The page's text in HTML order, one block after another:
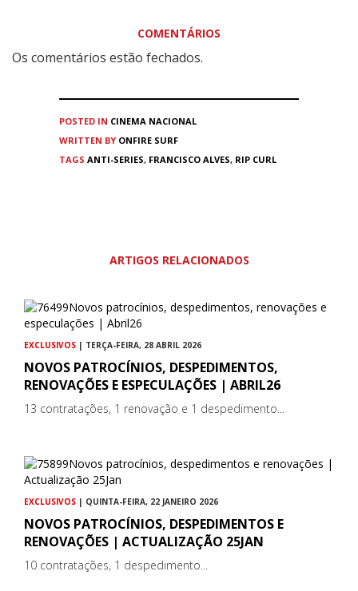
COMENTÁRIOS
Os comentários estão fechados.
POSTED IN CINEMA NACIONAL
WRITTEN BY ONFIRE SURF
TAGS ANTI-SERIES, FRANCISCO ALVES, RIP CURL
ARTIGOS RELACIONADOS
EXCLUSIVOS | TERÇA-FEIRA, 28 ABRIL 2026
NOVOS PATROCÍNIOS, DESPEDIMENTOS,
RENOVAÇÕES E ESPECULAÇÕES | ABRIL26
13 contratações, 1 renovação e 1 despedimento...
EXCLUSIVOS | QUINTA-FEIRA, 22 JANEIRO 2026
NOVOS PATROCÍNIOS, DESPEDIMENTOS E
RENOVAÇÕES | ACTUALIZAÇÃO 25JAN
10 contratações, 1 despedimento...